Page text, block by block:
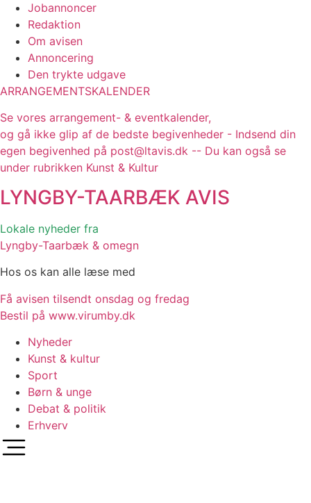
Jobannoncer
Redaktion
Om avisen
Annoncering
Den trykte udgave
ARRANGEMENTSKALENDER
Se vores arrangement- & eventkalender,
og gå ikke glip af de bedste begivenheder - Indsend din
egen begivenhed på post@ltavis.dk -- Du kan også se
under rubrikken Kunst & Kultur
LYNGBY-TAARBÆK AVIS
Lokale nyheder fra
Lyngby-Taarbæk & omegn
Hos os kan alle læse med
Få avisen tilsendt onsdag og fredag
Bestil på www.virumby.dk
Nyheder
Kunst & kultur
Sport
Børn & unge
Debat & politik
Erhverv